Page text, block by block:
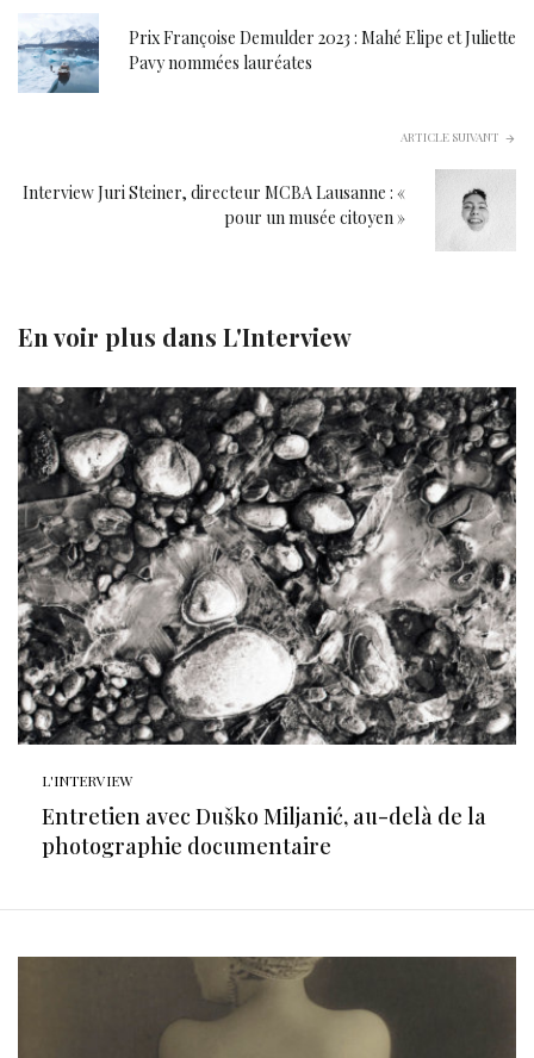
Prix Françoise Demulder 2023 : Mahé Elipe et Juliette
Pavy nommées lauréates
ARTICLE SUIVANT
Interview Juri Steiner, directeur MCBA Lausanne : «
pour un musée citoyen »
En voir plus dans L'Interview
L'INTERVIEW
Entretien avec Duško Miljanić, au-delà de la
photographie documentaire